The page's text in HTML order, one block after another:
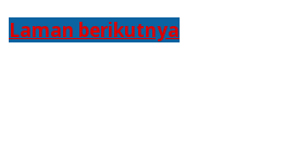
Laman berikutnya